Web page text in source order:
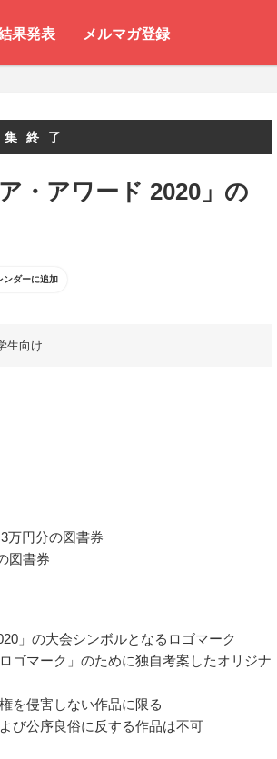
果発表 メルマガ登録
集終了
・アワード 2020」の
ダーに追加
生向け
万円分の図書券
図書券
」の大会シンボルとなるロゴマーク
ゴマーク」のために独自考案したオリジナ
を侵害しない作品に限る
び公序良俗に反する作品は不可